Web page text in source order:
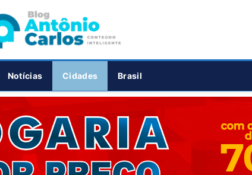
Notícias Cidades Brasil
PUBLICIDADE